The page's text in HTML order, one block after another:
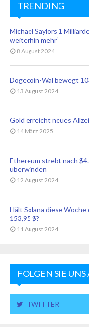
TRENDING
Michael Saylors 1
weiterhin mehr‘
8 August 2024
Dogecoin-Wal bewegt
13 August 2024
Gold erreicht neues
14 März 2025
Ethereum strebt nach
überwinden
12 August 2024
Hält Solana diese
153,95 $?
11 August 2024
FOLGEN SIE UNS
TWITTER